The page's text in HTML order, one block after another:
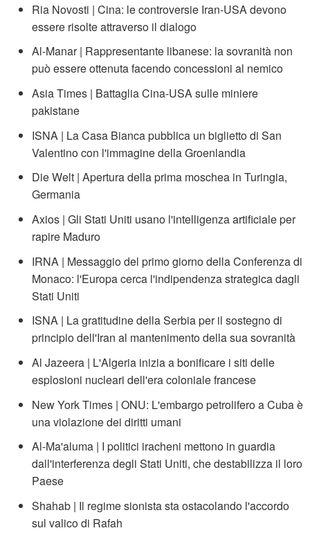
Ria Novosti | Cina: le controversie Iran-USA devono
essere risolte attraverso il dialogo
Al-Manar | Rappresentante libanese: la sovranità non
può essere ottenuta facendo concessioni al nemico
Asia Times | Battaglia Cina-USA sulle miniere
pakistane
ISNA | La Casa Bianca pubblica un biglietto di San
Valentino con l'immagine della Groenlandia
Die Welt | Apertura della prima moschea in Turingia,
Germania
Axios | Gli Stati Uniti usano l'intelligenza artificiale per
rapire Maduro
IRNA | Messaggio del primo giorno della Conferenza di
Monaco: l'Europa cerca l'indipendenza strategica dagli
Stati Uniti
ISNA | La gratitudine della Serbia per il sostegno di
principio dell'Iran al mantenimento della sua sovranità
Al Jazeera | L'Algeria inizia a bonificare i siti delle
esplosioni nucleari dell'era coloniale francese
New York Times | ONU: L'embargo petrolifero a Cuba è
una violazione dei diritti umani
Al-Ma'aluma | I politici iracheni mettono in guardia
dall'interferenza degli Stati Uniti, che destabilizza il loro
Paese
Shahab | Il regime sionista sta ostacolando l'accordo
sul valico di Rafah